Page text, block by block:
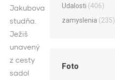
Jakubova
studňa.
Ježiš
unavený
z cesty
sadol
Udalosti (406)
zamyslenia (235)
Foto